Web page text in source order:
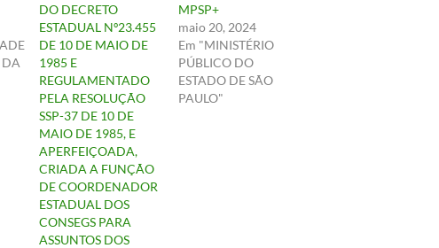
DA
DO DECRETO
ESTADUAL Nº23.455
DE 10 DE MAIO DE
1985 E
REGULAMENTADO
PELA RESOLUÇÃO
SSP-37 DE 10 DE
MAIO DE 1985, E
APERFEIÇOADA,
CRIADA A FUNÇÃO
DE COORDENADOR
ESTADUAL DOS
CONSEGS PARA
ASSUNTOS DOS
MPSP+
maio 20, 2024
Em "MINISTÉRIO
PÚBLICO DO
ESTADO DE SÃO
PAULO"